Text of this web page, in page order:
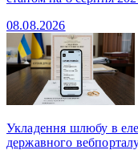
08.08.2026
Укладення шлюбу в
державного